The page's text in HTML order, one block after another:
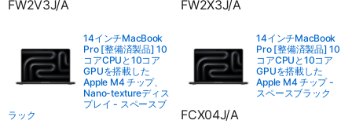
FW2V3J/A FW2X3J/A
14インチMacBook
Pro [整備済製品] 10
コアCPUと10コア
GPUを搭載した
Apple M4 チップ、
Nano-textureディス
プレイ - スペースブ
ラック
14インチMacBook
Pro [整備済製品] 10
コアCPUと10コア
GPUを搭載した
Apple M4 チップ -
スペースブラック
FCX04J/A